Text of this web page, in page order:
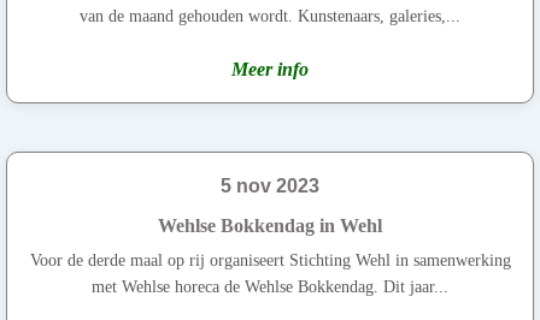
van de maand gehouden wordt. Kunstenaars, galeries,...
Meer info
5 nov 2023
Wehlse Bokkendag in Wehl
Voor de derde maal op rij organiseert Stichting Wehl in samenwerking
met Wehlse horeca de Wehlse Bokkendag. Dit jaar...